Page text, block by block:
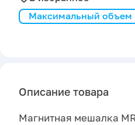
Максимальный объем
Описание товара
Магнитная мешалка